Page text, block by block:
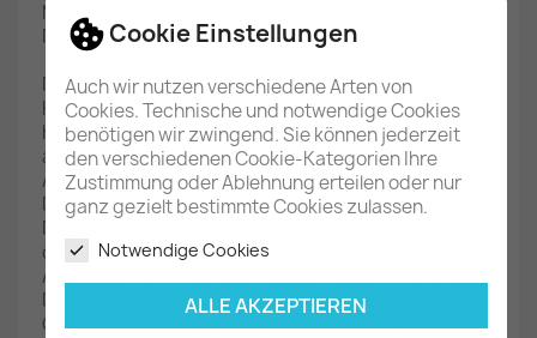
Cookie Einstellungen
Auch wir nutzen verschiedene Arten von
Cookies. Technische und notwendige Cookies
benötigen wir zwingend. Sie können jederzeit
den verschiedenen Cookie-Kategorien Ihre
Zustimmung oder Ablehnung erteilen oder nur
ganz gezielt bestimmte Cookies zulassen.
Notwendige Cookies
ALLE AKZEPTIEREN
Mausbewegungen). Die bei der Analyse erfassten
Daten werden an Google weitergeleitet.
Die reCAPTCHA-Analysen laufen vollständig im
Hintergrund. Websitebesucher werden nicht darauf
hingewiesen, dass eine Analyse stattfindet. Google
agiert in diesem Zusammenhang als reiner
Auftragsdatenverarbeiter im Sinne von Art. 28
DSGVO und wird die auf diesem Wege erhobenen
Daten nicht für eigene Zwecke nutzen. Die Nutzung
des Tools erfolgt auf Grundlage eines
Auftragsverarbeitungsvertrags (DPA) mit Google.
Die Speicherung und Analyse der Daten erfolgt auf
Grundlage von Art. 6 Abs. 1 lit. f DSGVO. Der